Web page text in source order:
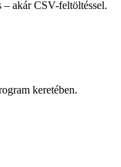
akár CSV-feltöltéssel.
keretében.